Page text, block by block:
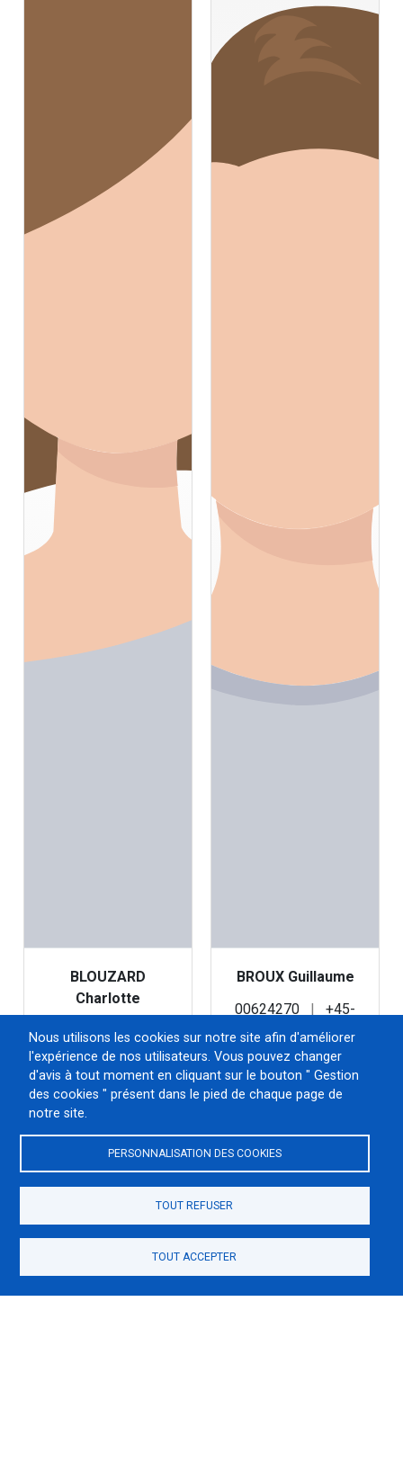
BLOUZARD
Charlotte
06941073
+35-
V1
916
| 897
|
1552
BROUX Guillaume
00624270
|
+45-
V3
1553
| 1122
|
1236
Nous utilisons les cookies sur notre site afin d'améliorer
l'expérience de nos utilisateurs. Vous pouvez changer
d'avis à tout moment en cliquant sur le bouton " Gestion
des cookies " présent dans le pied de chaque page de
notre site.
PERSONNALISATION DES COOKIES
TOUT REFUSER
TOUT ACCEPTER